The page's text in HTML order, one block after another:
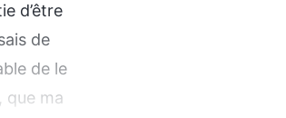
d’être
de
de le
que ma